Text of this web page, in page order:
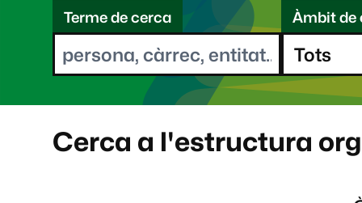
l
e
o
t
eTerme de cerca Àmbit de
Cerca a l'estructura